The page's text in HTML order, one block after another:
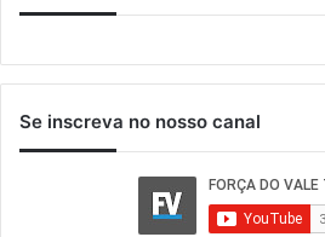
Se inscreva no nosso canal